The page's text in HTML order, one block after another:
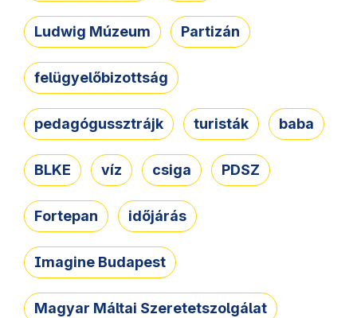
Ludwig Múzeum Partizán
felügyelőbizottság
pedagógussztrájk turisták baba
BLKE víz csiga PDSZ
Fortepan időjárás
Imagine Budapest
Magyar Máltai Szeretetszolgálat